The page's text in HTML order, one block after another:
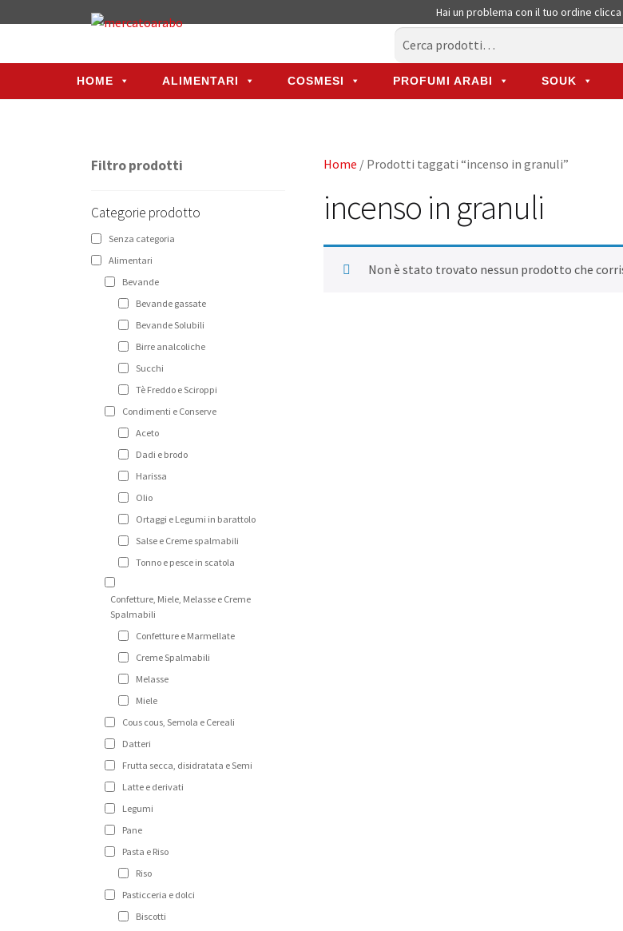
Hai un problema con il tuo ordine clicca
HOME ALIMENTARI COSMESI PROFUMI ARABI SOUK
Home / Prodotti taggati “incenso in granuli”
incenso in granuli
Non è stato trovato nessun prodotto che
Filtro prodotti
Categorie prodotto
Senza categoria
Alimentari
Bevande
Bevande gassate
Bevande Solubili
Birre analcoliche
Succhi
Tè Freddo e Sciroppi
Condimenti e Conserve
Aceto
Dadi e brodo
Harissa
Olio
Ortaggi e Legumi in barattolo
Salse e Creme spalmabili
Tonno e pesce in scatola
Confetture, Miele, Melasse e Creme
Spalmabili
Confetture e Marmellate
Creme Spalmabili
Melasse
Miele
Cous cous, Semola e Cereali
Datteri
Frutta secca, disidratata e Semi
Latte e derivati
Legumi
Pane
Pasta e Riso
Riso
Pasticceria e dolci
Biscotti